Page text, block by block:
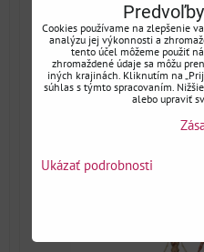
Cookies používame na zlepšenie
analýzu jej výkonnosti a
tento účel môžeme použiť
zhromaždené údaje sa môžu
iných krajinách. Kliknutím na
súhlas s týmto spracovaním.
alebo upraviť
Ukázať podrobnosti